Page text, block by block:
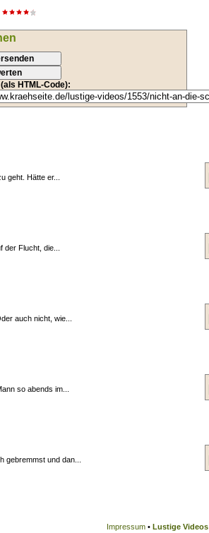
HTML-Code):
geht. Hätte er...
der Flucht, die...
auch nicht, wie...
so abends im...
gebremmst und dan...
Impressum• Lustige Videos